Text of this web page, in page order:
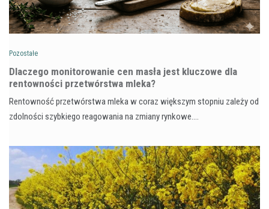
Pozostałe
Dlaczego monitorowanie cen masła jest kluczowe dla
rentowności przetwórstwa mleka?
Rentowność przetwórstwa mleka w coraz większym stopniu zależy od
zdolności szybkiego reagowania na zmiany rynkowe.…